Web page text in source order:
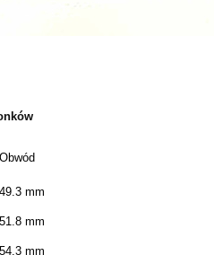
Obwód
49.3 mm
51.8 mm
54.3 mm